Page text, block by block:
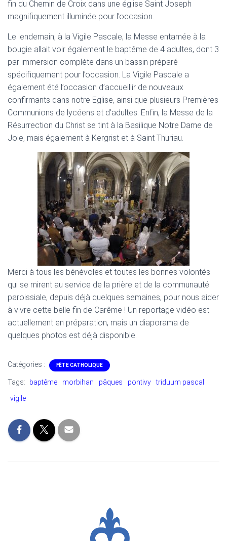
fin du Chemin de Croix dans une église Saint Joseph
magnifiquement illuminée pour l’occasion.
Le lendemain, à la Vigile Pascale, la Messe entamée à la
bougie allait voir également le baptême de 4 adultes, dont 3
par immersion complète dans un bassin préparé
spécifiquement pour l’occasion. La Vigile Pascale a
également été l’occasion d’accueillir de nouveaux
confirmants dans notre Eglise, ainsi que plusieurs Premières
Communions de lycéens et d’adultes. Enfin, la Messe de la
Résurrection du Christ se tint à la Basilique Notre Dame de
Joie, mais également à Kergrist et à Saint Thuriau.
Merci à tous les bénévoles et toutes les bonnes volontés
qui se mirent au service de la prière et de la communauté
paroissiale, depuis déjà quelques semaines, pour nous aider
à vivre cette belle fin de Carême ! Un reportage vidéo est
actuellement en préparation, mais un diaporama de
quelques photos est déjà disponible.
Catégories : FÊTE CATHOLIQUE
Tags: baptême morbihan pâques pontivy
triduum pascal
vigile